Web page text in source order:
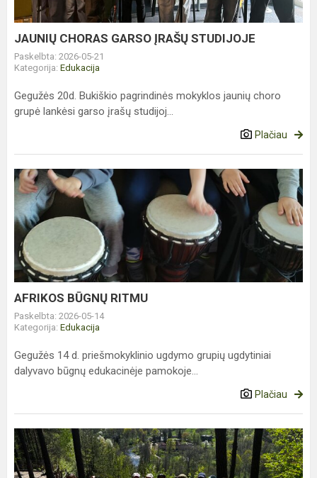
JAUNIŲ CHORAS GARSO ĮRAŠŲ STUDIJOJE
Paskelbta: 2026-05-21
Kategorija: Edukacija
Gegužės 20d. Bukiškio pagrindinės mokyklos jaunių choro
grupė lankėsi garso įrašų studijoj...
Plačiau
AFRIKOS
BŪGNŲ
RITMU
AFRIKOS BŪGNŲ RITMU
Paskelbta: 2026-05-14
Kategorija: Edukacija
Gegužės 14 d. priešmokyklinio ugdymo grupių ugdytiniai
dalyvavo būgnų edukacinėje pamokoje...
Plačiau
GYVA
PAMOKA
GAMTOJE: